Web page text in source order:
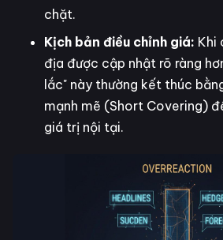
chặt.
Kịch bản điều chỉnh giá: Khi
địa được cập nhật rõ ràng
lắc" này thường kết thúc
mạnh mẽ (Short Covering)
giá trị nội tại.